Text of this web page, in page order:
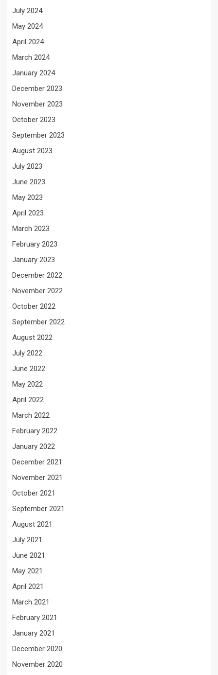
July 2024
May 2024
April 2024
March 2024
January 2024
December 2023
November 2023
October 2023
September 2023
August 2023
July 2023
June 2023
May 2023
April 2023
March 2023
February 2023
January 2023
December 2022
November 2022
October 2022
September 2022
August 2022
July 2022
June 2022
May 2022
April 2022
March 2022
February 2022
January 2022
December 2021
November 2021
October 2021
September 2021
August 2021
July 2021
June 2021
May 2021
April 2021
March 2021
February 2021
January 2021
December 2020
November 2020